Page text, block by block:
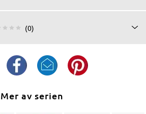
(0)
Mer av serien